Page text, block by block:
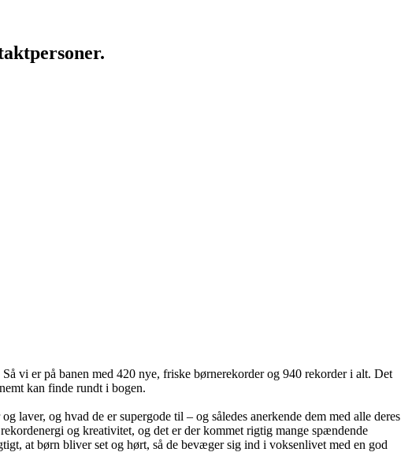
vi er på banen med 420 nye, friske børnerekorder og 940 rekorder i alt. Det
kan finde rundt i bogen.
laver, og hvad de er supergode til – og således anerkende dem med alle deres
og kreativitet, og det er der kommet rigtig mange spændende
at børn bliver set og hørt, så de bevæger sig ind i voksenlivet med en god